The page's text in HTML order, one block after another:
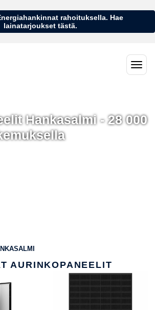
rahoituksella. Hae
lainatarjoukset tästä.
Hankasalmi - 28 000
AURINKOPANEELIT